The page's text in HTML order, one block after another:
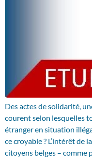
Des actes de solidarité,
courent selon lesquelles
étranger en situation
ce croyable ? L’intérêt de
citoyens belges – comme